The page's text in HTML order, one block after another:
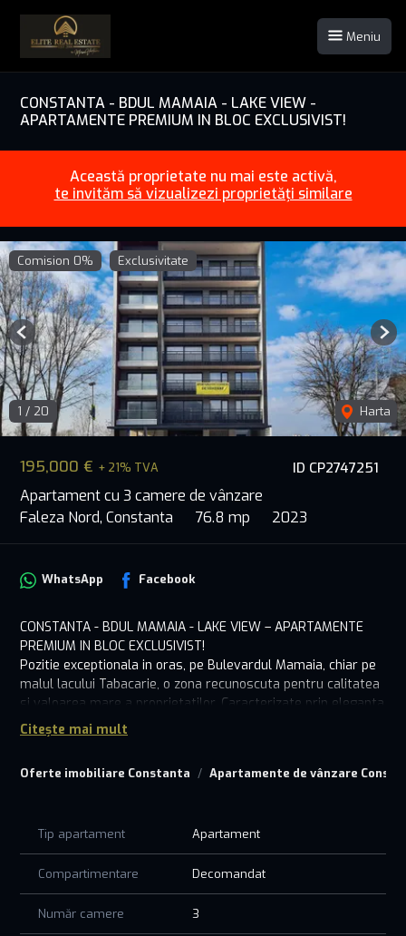
Meniu
CONSTANTA - BDUL MAMAIA - LAKE VIEW -
APARTAMENTE PREMIUM IN BLOC EXCLUSIVIST!
Această proprietate nu mai este activă,
te invităm să vizualizezi proprietăți similare
ID CP2747251
195,000 € + 21% TVA
Apartament cu 3 camere de vânzare
Faleza Nord, Constanta
76.8 mp 2023
Comision 0% Exclusivitate
1 / 20 Harta
Previous
Oferte imobiliare Constanta Apartamente de vânzare
WhatsApp Facebook
CONSTANTA - BDUL MAMAIA - LAKE VIEW – APARTAMENTE
PREMIUM IN BLOC EXCLUSIVIST!
Pozitie exceptionala in oras, pe Bulevardul Mamaia, chiar pe
malul lacului Tabacarie, o zona recunoscuta pentru calitatea
si valoarea mare a proprietatilor. Caracterizate prin eleganta
si stil unic, aceste apartamente asigura un standard de viata
ridicat si sunt ideale pentru familii de succes in cariera
Bloc exclusivist, cu arhitectura spectaculoasa, construit cu
dormitoarele separate de zona de zi, 2 bai spatioase, terasa
generoasa de 19 mp.
unui bloc finalizat! Toate documentele sunt pregatite pentru
Citește mai mult
Tip apartament Apartament
Compartimentare Decomandat
Număr camere 3